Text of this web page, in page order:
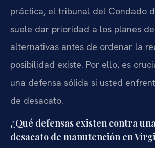
práctica, el tribunal del Condado
suele dar prioridad a los planes
alternativas antes de ordenar la
posibilidad existe. Por ello, es
una defensa sólida si usted
de desacato.
¿Qué defensas existen contra
desacato de manutención en